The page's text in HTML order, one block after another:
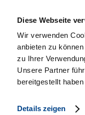
Diese Webseite
Wir verwenden
anbieten zu
zu Ihrer
Unsere Partner
bereitgestellt
Details zeigen